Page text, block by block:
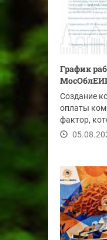
График
Создание
оплаты
фактор,